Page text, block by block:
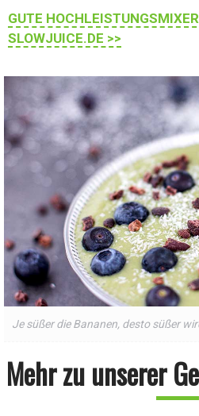
GUTE
SLOWJUICE.DE >>
Je süßer die Bananen, desto süßer
Mehr zu unserer